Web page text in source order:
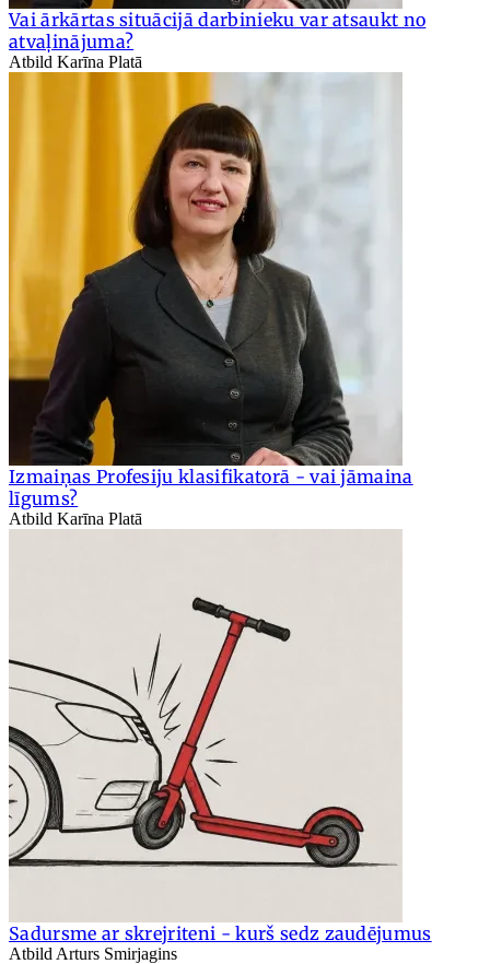
Vai ārkārtas situācijā darbinieku var atsaukt no
atvaļinājuma?
Atbild Karīna Platā
Izmaiņas Profesiju klasifikatorā - vai jāmaina
līgums?
Atbild Karīna Platā
Sadursme ar skrejriteni - kurš sedz zaudējumus
Atbild Arturs Smirjagins